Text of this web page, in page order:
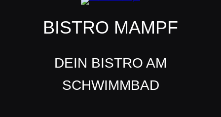
BISTRO MAMPF
DEIN BISTRO AM
SCHWIMMBAD